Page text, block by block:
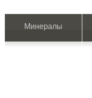
Минералы